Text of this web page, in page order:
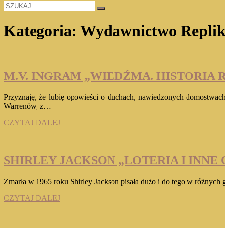
SZUKAJ
…
Kategoria: Wydawnictwo
M.V. INGRAM „WIEDŹMA. HISTORIA
Przyznaję, że lubię opowieści o duchach, nawiedzonych
Warrenów, z…
CZYTAJ DALEJM.V.
RODZINY
BELLÓW”
SHIRLEY JACKSON „LOTERIA I INNE
Zmarła w 1965 roku Shirley Jackson pisała dużo i do tego w
CZYTAJ DALEJSHIRLEY